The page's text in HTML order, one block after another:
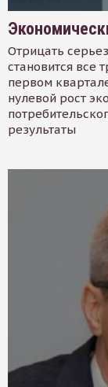
Отрицать
становится все
первом
нулевой рост
результаты